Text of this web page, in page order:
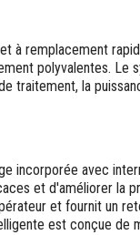
à remplacement
polyvalentes. Le
traitement, la
incorporée avec
et d'améliorer la
et fournit un
est conçue de